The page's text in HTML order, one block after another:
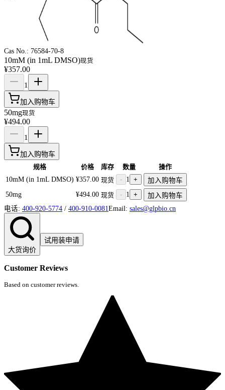
Cas No.: 76584-70-8
10mM (in 1mL DMSO)现货
¥357.00
1
加入购物车
50mg现货
¥494.00
1
加入购物车
规格 价格 库存 数量
操作
10mM (in 1mL DMSO) ¥357.00 现货 - 1 +
加入购物车
50mg
¥494.00 现货 - 1 +
加入购物车
电话: 400-920-5774 / 400-910-0081 Email: sales@glpbio.cn
大货询价
试用装申请
Customer Reviews
Based on customer reviews.